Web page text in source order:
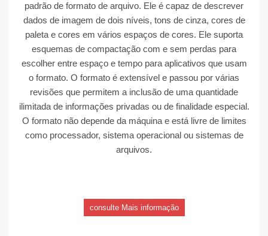
padrão de formato de arquivo. Ele é capaz de descrever
dados de imagem de dois níveis, tons de cinza, cores de
paleta e cores em vários espaços de cores. Ele suporta
esquemas de compactação com e sem perdas para
escolher entre espaço e tempo para aplicativos que usam
o formato. O formato é extensível e passou por várias
revisões que permitem a inclusão de uma quantidade
ilimitada de informações privadas ou de finalidade especial.
O formato não depende da máquina e está livre de limites
como processador, sistema operacional ou sistemas de
arquivos.
consulte Mais informação